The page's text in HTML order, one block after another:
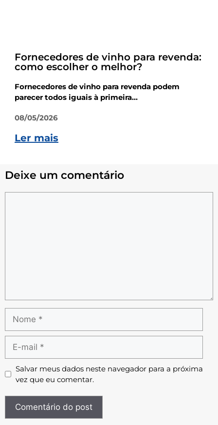
Fornecedores de vinho para revenda:
como escolher o melhor?
Fornecedores de vinho para revenda podem
parecer todos iguais à primeira...
08/05/2026
Ler mais
Deixe um comentário
Salvar meus dados neste navegador para a próxima
vez que eu comentar.